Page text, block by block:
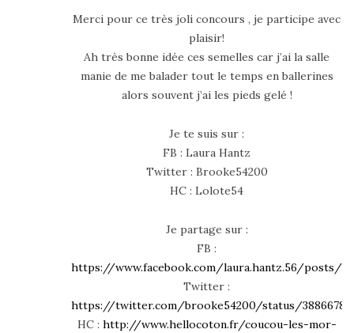
Merci pour ce très joli concours , je participe avec
plaisir!
Ah très bonne idée ces semelles car j’ai la salle
manie de me balader tout le temps en ballerines
alors souvent j’ai les pieds gelé !
Je te suis sur :
FB : Laura Hantz
Twitter : Brooke54200
HC : Lolote54
Je partage sur :
FB :
https://www.facebook.com/laura.hantz.56/posts/
Twitter :
https://twitter.com/brooke54200/status/
HC : http://www.hellocoton.fr/coucou-les-mor-